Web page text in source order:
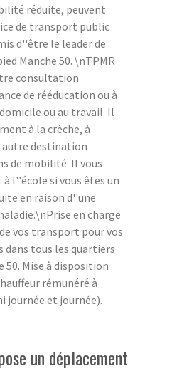
réduite, peuvent
de transport public
d''être le leader de
Manche 50. \nTPMR
consultation
de rééducation ou à
ou au travail. Il
à la crèche, à
destination
de mobilité. Il vous
l''école si vous êtes un
en raison d''une
en charge
vos transport pour vos
dans tous les quartiers
50. Mise à disposition
rémunéré à
journée et journée).
un déplacement